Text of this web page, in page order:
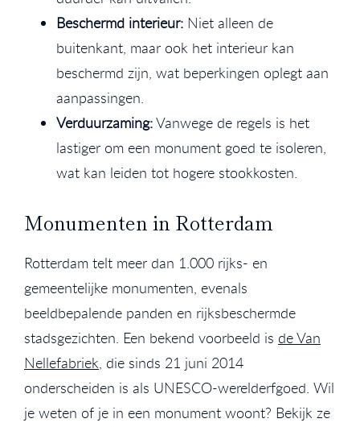
Beschermd interieur: Niet alleen de
buitenkant, maar ook het interieur kan
beschermd zijn, wat beperkingen oplegt aan
aanpassingen.
Verduurzaming:Vanwege de regels is het
lastiger om een monument goed te isoleren,
wat kan leiden tot hogere stookkosten.
Monumenten in Rotterdam
Rotterdam telt meer dan 1.000 rijks- en
gemeentelijke monumenten, evenals
beeldbepalende panden en rijksbeschermde
stadsgezichten. Een bekend voorbeeld is de Van
Nellefabriek, die sinds 21 juni 2014
onderscheiden is als UNESCO-werelderfgoed. Wil
je weten of je in een monument woont? Bekijk ze